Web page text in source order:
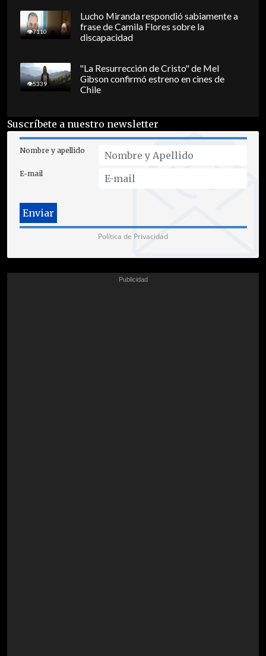
7110
Lucho Miranda respondió sabiamente a
frase de Camila Flores sobre la
discapacidad
5339
"La Resurrección de Cristo" de Mel
Gibson confirmó estreno en cines de
Chile
Suscríbete a nuestro newsletter
Nombre y apellido
E-mail
Política de Privacidad